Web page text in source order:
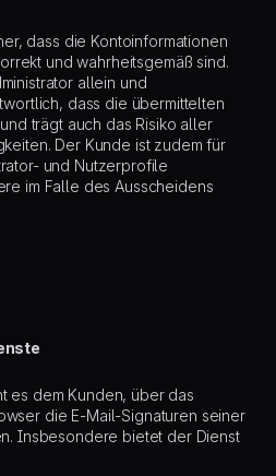
dass die Kontoinformationen
und wahrheitsgemäß sind.
allein und
dass die übermittelten
trägt auch das Risiko aller
Der Kunde ist zudem für
und Nutzerprofile
im Falle des Ausscheidens
es dem Kunden, über das
die E-Mail-Signaturen seiner
Insbesondere bietet der Dienst